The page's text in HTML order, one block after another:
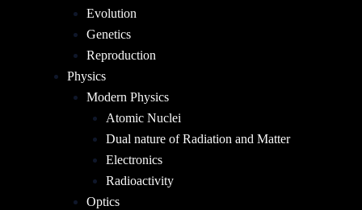
Evolution
Genetics
Reproduction
Physics
Modern Physics
Atomic Nuclei
Dual nature of Radiation and Matter
Electronics
Radioactivity
Optics